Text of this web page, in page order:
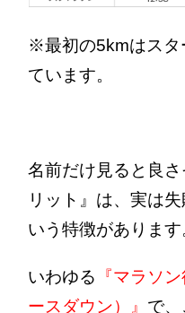
※最初の5kmはスタ
ています。
名前だけ見ると良
リット』は、実は
いう特徴があります
いわゆる
『マラソ
ースダウン）』 で